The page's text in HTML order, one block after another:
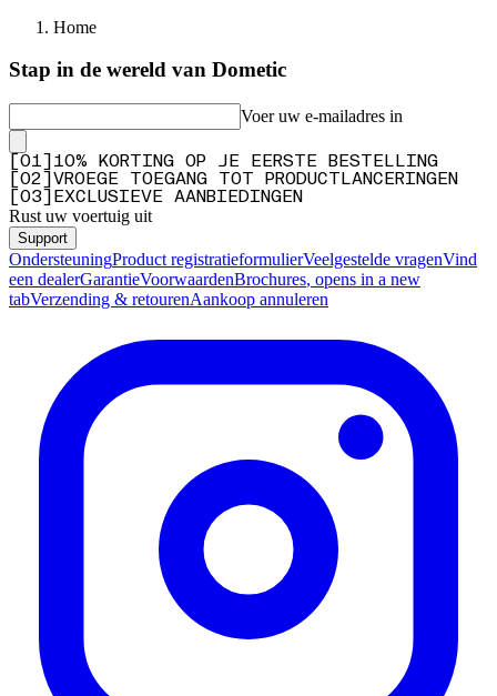
Home
Stap in de wereld van Dometic
Voer uw e-mailadres in
01
10% KORTING OP JE EERSTE BESTELLING
02
VROEGE TOEGANG TOT PRODUCTLANCERINGEN
03 EXCLUSIEVE AANBIEDINGEN
Rust uw voertuig uit
Support
OndersteuningProduct registratieformulierVeelgestelde vragenVind
een dealerGarantieVoorwaardenBrochures, opens in a new
tabVerzending & retourenAankoop annuleren